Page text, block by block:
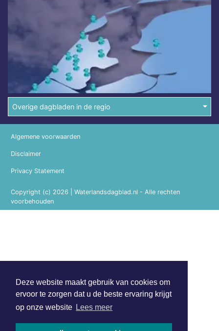
Deze website maakt gebruik van cookies om
ervoor te zorgen dat u de beste ervaring krijgt
op onze website Lees meer
Overige dagbladen in de regio
Copyright (c) 2026 | Waterlandsdagblad.nl - Alle rechten
voorbehouden
Algemene voorwaarden
Disclaimer
Privacy Statement